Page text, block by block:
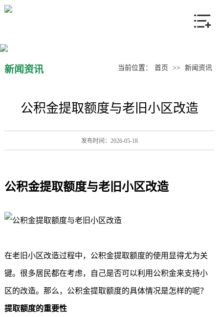
产品中心
新闻资讯 当前位置： 首页 >> 新闻资讯
公积金提取额度与老旧小区改造
发布时间：2026-05-18
公积金提取额度与老旧小区改造
在老旧小区改造过程中，公积金提取额度的使用显得尤为关
键。很多居民都在考虑，自己是否可以利用公积金来支持小
区的改造。那么，公积金提取额度的具体情况是怎样的呢？
提取额度的重要性